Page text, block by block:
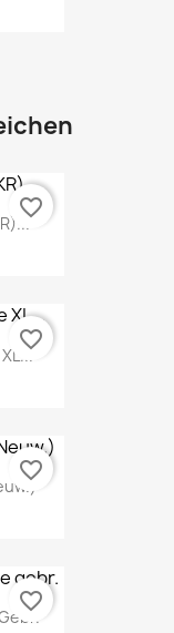
favorite_border
favorite_border
favorite_border
favorite_border